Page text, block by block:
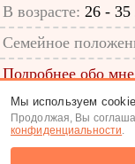
В возрасте: 26 - 35
Семейное
Подробнее обо
ID анкеты:
Знакомства|Поиск
Мы используем
Продолжая, Вы
конфиденциальности.